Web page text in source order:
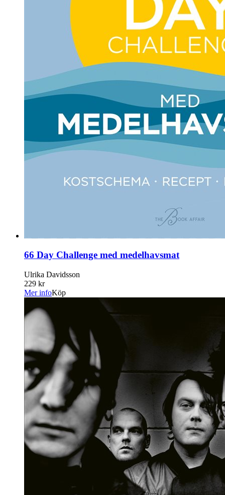
66 Day Challenge med medelhavsmat
Ulrika Davidsson
229 kr
Mer infoKöp